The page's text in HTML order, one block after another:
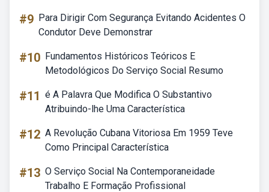
#9 Para Dirigir Com Segurança Evitando Acidentes O
Condutor Deve Demonstrar
#10 Fundamentos Históricos Teóricos E
Metodológicos Do Serviço Social Resumo
#11 é A Palavra Que Modifica O Substantivo
Atribuindo-lhe Uma Característica
#12 A Revolução Cubana Vitoriosa Em 1959 Teve
Como Principal Característica
#13 O Serviço Social Na Contemporaneidade
Trabalho E Formação Profissional